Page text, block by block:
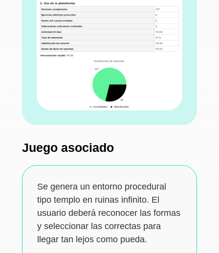
Juego asociado
Se genera un entorno procedural
tipo templo en ruinas infinito. El
usuario deberá reconocer las formas
y seleccionar las correctas para
llegar tan lejos como pueda.